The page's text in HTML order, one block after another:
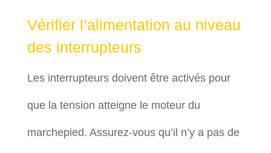
Vérifier l’alimentation au niveau
des interrupteurs
Les interrupteurs doivent être activés pour
que la tension atteigne le moteur du
marchepied. Assurez-vous qu’il n’y a pas de